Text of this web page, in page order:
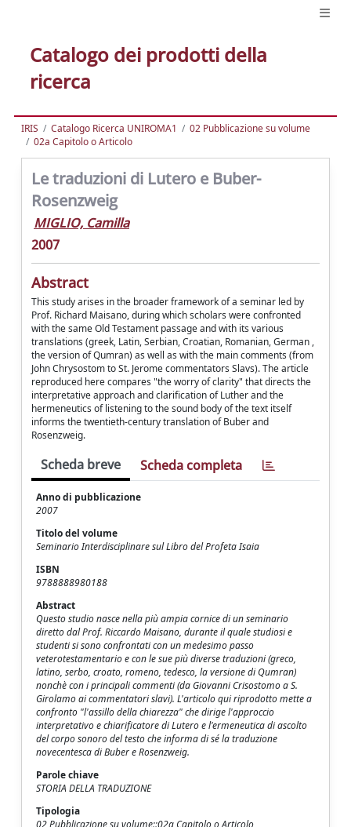
Catalogo dei prodotti della
ricerca
IRIS Catalogo Ricerca UNIROMA1
02 Pubblicazione su volume
02a Capitolo o Articolo
Le traduzioni di Lutero e Buber-
Rosenzweig
MIGLIO, Camilla
2007
Abstract
This study arises in the broader framework of a seminar led by
Prof. Richard Maisano, during which scholars were confronted
with the same Old Testament passage and with its various
translations (greek, Latin, Serbian, Croatian, Romanian, German ,
the version of Qumran) as well as with the main comments (from
John Chrysostom to St. Jerome commentators Slavs). The article
reproduced here compares "the worry of clarity" that directs the
interpretative approach and clarification of Luther and the
hermeneutics of listening to the sound body of the text itself
informs the twentieth-century translation of Buber and
Rosenzweig.
Scheda breve Scheda completa
Anno di pubblicazione
2007
Titolo del volume
Seminario Interdisciplinare sul Libro del Profeta Isaia
ISBN
9788888980188
Abstract
Questo studio nasce nella più ampia cornice di un seminario
diretto dal Prof. Riccardo Maisano, durante il quale studiosi e
studenti si sono confrontati con un medesimo passo
veterotestamentario e con le sue più diverse traduzioni (greco,
latino, serbo, croato, romeno, tedesco, la versione di Qumran)
nonchè con i principali commenti (da Giovanni Crisostomo a S.
Girolamo ai commentatori slavi). L'articolo qui riprodotto mette a
confronto "l'assillo della chiarezza" che dirige l'approccio
interpretativo e chiarificatore di Lutero e l'ermeneutica di ascolto
del corpo sonoro del testo che informa di sé la traduzione
novecentesca di Buber e Rosenzweig.
Parole chiave
STORIA DELLA TRADUZIONE
Tipologia
02 Pubblicazione su volume::02a Capitolo o Articolo